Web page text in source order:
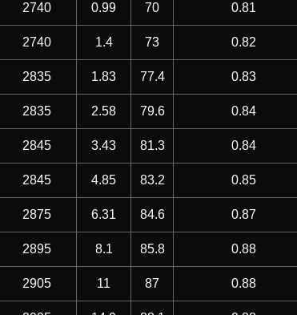
2740 0.99 70 0.81
2740 1.4 73 0.82
2835 1.83 77.4 0.83
2835 2.58 79.6 0.84
2845 3.43 81.3 0.84
2845 4.85 83.2 0.85
2875 6.31 84.6 0.87
2895 8.1 85.8 0.88
2905 11 87 0.88